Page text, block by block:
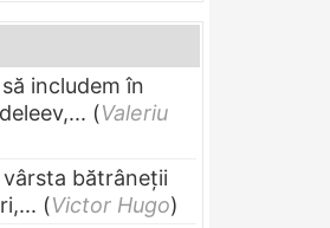
includem în
(Valeriu
bătrâneții
(Victor Hugo)